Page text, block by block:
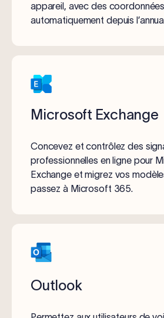
appareil, avec des
automatiquement depuis
Microsoft Exchange
Concevez et contrôlez des
professionnelles en ligne pour
Exchange et migrez vos
passez à Microsoft 365.
Outlook